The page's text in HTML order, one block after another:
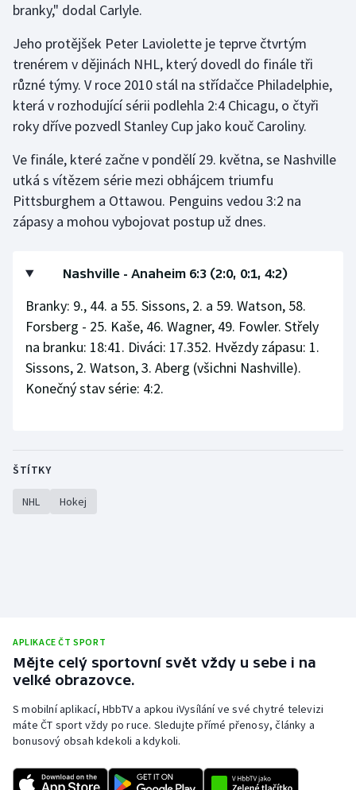
Veslování
Vodní slalom
Volejbal
Ostatní
branky," dodal Carlyle.
Jeho protějšek Peter Laviolette je teprve čtvrtým
trenérem v dějinách NHL, který dovedl do finále tři
různé týmy. V roce 2010 stál na střídačce Philadelphie,
která v rozhodující sérii podlehla 2:4 Chicagu, o čtyři
roky dříve pozvedl Stanley Cup jako kouč Caroliny.
Ve finále, které začne v pondělí 29. května, se Nashville
utká s vítězem série mezi obhájcem triumfu
Pittsburghem a Ottawou. Penguins vedou 3:2 na
zápasy a mohou vybojovat postup už dnes.
Nashville - Anaheim 6:3 (2:0, 0:1, 4:2)
Branky: 9., 44. a 55. Sissons, 2. a 59. Watson, 58.
Forsberg - 25. Kaše, 46. Wagner, 49. Fowler. Střely
na branku: 18:41. Diváci: 17.352. Hvězdy zápasu: 1.
Sissons, 2. Watson, 3. Aberg (všichni Nashville).
Konečný stav série: 4:2.
ŠTÍTKY
NHL Hokej
APLIKACE ČT SPORT
Mějte celý sportovní svět vždy u sebe i na
velké obrazovce.
S mobilní aplikací, HbbTV a apkou iVysílání ve své chytré televizi
máte ČT sport vždy po ruce. Sledujte přímé přenosy, články a
bonusový obsah kdekoli a kdykoli.